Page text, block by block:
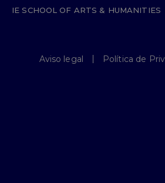
IE SCHOOL OF ARTS & HUMANITIES
Aviso legal Política de